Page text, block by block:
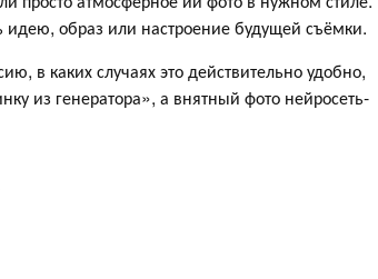
идею, образ или настроение будущей съёмки.
в каких случаях это действительно удобно,
из генератора», а внятный фото нейросеть-